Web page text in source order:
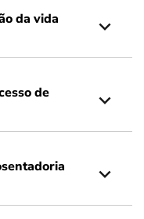
da vida
de